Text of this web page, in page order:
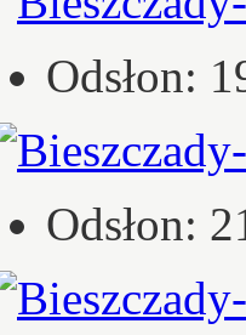
Odsłon:
Odsłon: